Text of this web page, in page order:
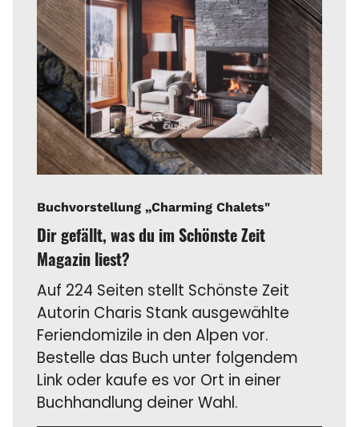
Buchvorstellung „Charming Chalets"
Dir gefällt, was du im Schönste Zeit
Magazin liest?
Auf 224 Seiten stellt Schönste Zeit
Autorin Charis Stank ausgewählte
Feriendomizile in den Alpen vor.
Bestelle das Buch unter folgendem
Link oder kaufe es vor Ort in einer
Buchhandlung deiner Wahl.